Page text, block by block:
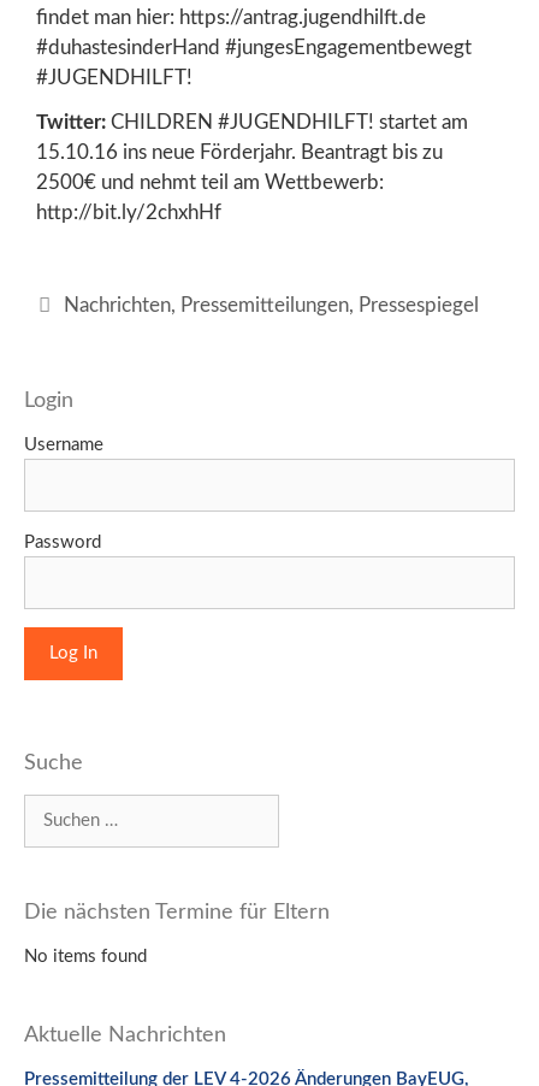
findet man hier: https://antrag.jugendhilft.de
#duhastesinderHand #jungesEngagementbewegt
#JUGENDHILFT!
Twitter: CHILDREN #JUGENDHILFT! startet am
15.10.16 ins neue Förderjahr. Beantragt bis zu
2500€ und nehmt teil am Wettbewerb:
http://bit.ly/2chxhHf
Kategorien
Nachrichten, Pressemitteilungen, Pressespiegel
Login
Username
Password
Suche
Die nächsten Termine für Eltern
No items found
Aktuelle Nachrichten
Pressemitteilung der LEV 4-2026 Änderungen BayEUG,